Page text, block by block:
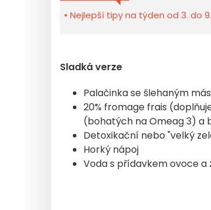
Nejlepší tipy na týden od 3. do
Sladká verze
Palačinka se šlehaným
20% fromage frais
(bohatých na Omeag 3) a
Detoxikační nebo "velký
Horký nápoj
Voda s přídavkem ovoce a